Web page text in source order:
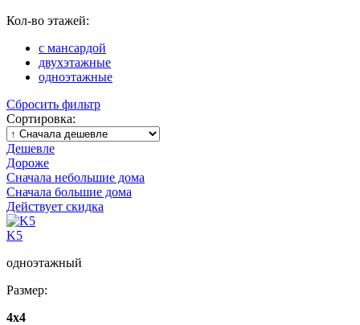
Кол-во этажей:
с мансардой
двухэтажные
одноэтажные
Сбросить фильтр
Сортировка:
Дешевле
Дороже
Сначала небольшие дома
Сначала большие дома
Действует скидка
K5
одноэтажный
Размер:
4x4